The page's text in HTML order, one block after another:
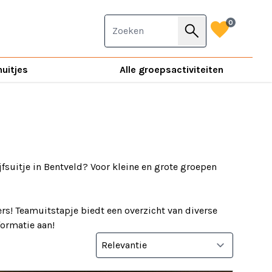
Alle groepsactiviteiten
search favorite0
in Bentveld? Voor kleine en grote groepen
Teamuitstapje biedt een overzicht van diverse
aan!